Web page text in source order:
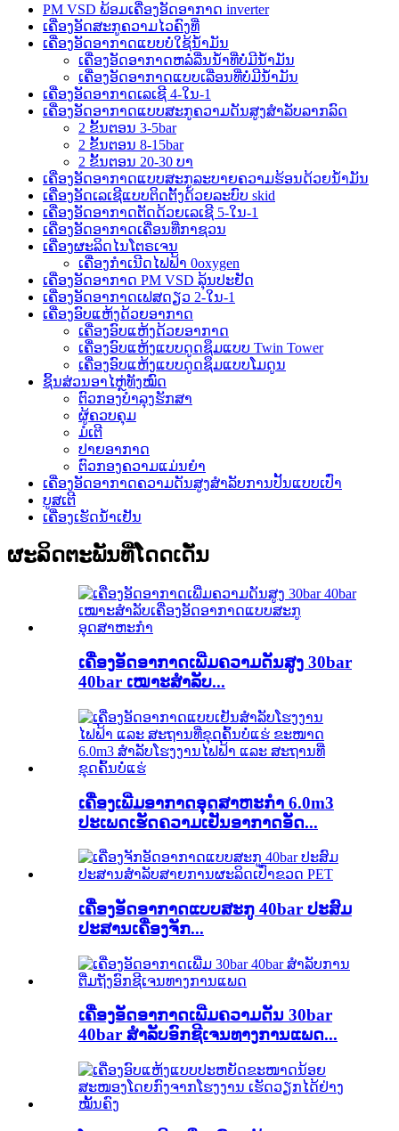
PM VSD ພ້ອມເຄື່ອງອັດອາກາດ inverter
ເຄື່ອງອັດສະກູຄວາມໄວຄົງທີ່
ເຄື່ອງອັດອາກາດແບບບໍ່ໃຊ້ນ້ຳມັນ
ເຄື່ອງອັດອາກາດຫລໍ່ລື່ນນ້ຳທີ່ບໍ່ມີນ້ຳມັນ
ເຄື່ອງອັດອາກາດແບບເລື່ອນທີ່ບໍ່ມີນ້ຳມັນ
ເຄື່ອງອັດອາກາດເລເຊີ 4-ໃນ-1
ເຄື່ອງອັດອາກາດແບບສະກູຄວາມດັນສູງສຳລັບລາກລົດ
2 ຂັ້ນຕອນ 3-5bar
2 ຂັ້ນຕອນ 8-15bar
2 ຂັ້ນຕອນ 20-30 ບາ
ເຄື່ອງອັດອາກາດແບບສະກູລະບາຍຄວາມຮ້ອນດ້ວຍນ້ຳມັນ
ເຄື່ອງອັດເລເຊີແບບຕິດຕັ້ງດ້ວຍລະບົບ skid
ເຄື່ອງອັດອາກາດຕັດດ້ວຍເລເຊີ 5-ໃນ-1
ເຄື່ອງອັດອາກາດເຄື່ອນທີ່ກາຊວນ
ເຄື່ອງຜະລິດໄນໂຕຣເຈນ
ເຄື່ອງກຳເນີດໄຟຟ້າ 0oxygen
ເຄື່ອງອັດອາກາດ PM VSD ລຸ້ນປະຢັດ
ເຄື່ອງອັດອາກາດເຟສດຽວ 2-ໃນ-1
ເຄື່ອງອົບແຫ້ງດ້ວຍອາກາດ
ເຄື່ອງອົບແຫ້ງດ້ວຍອາກາດ
ເຄື່ອງອົບແຫ້ງແບບດູດຊຶມແບບ Twin Tower
ເຄື່ອງອົບແຫ້ງແບບດູດຊຶມແບບໂມດູນ
ຊິ້ນສ່ວນອາໄຫຼ່ທັງໝົດ
ຕົວກອງບຳລຸງຮັກສາ
ຜູ້ຄວບຄຸມ
ມໍເຕີ
ປາຍອາກາດ
ຕົວກອງຄວາມແມ່ນຍໍາ
ເຄື່ອງອັດອາກາດຄວາມດັນສູງສຳລັບການປັ້ນແບບເປົ່າ
ບູສເຕີ
ເຄື່ອງເຮັດນ້ຳເຢັນ
ຜະລິດຕະພັນທີ່ໂດດເດັ່ນ
ເຄື່ອງອັດອາກາດເພີ່ມຄວາມດັນສູງ 30bar
40bar ເໝາະສຳລັບ...
ເຄື່ອງເພີ່ມອາກາດອຸດສາຫະກຳ 6.0m3
ປະເພດເຮັດຄວາມເຢັນອາກາດອັດ...
ເຄື່ອງອັດອາກາດແບບສະກູ 40bar ປະສົມ
ປະສານເຄື່ອງຈັກ...
ເຄື່ອງອັດອາກາດເພີ່ມຄວາມດັນ 30bar
40bar ສຳລັບອົກຊີເຈນທາງການແພດ...